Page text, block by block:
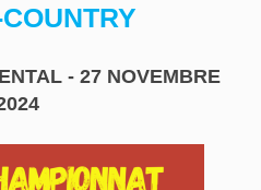
- 27 NOVEMBRE